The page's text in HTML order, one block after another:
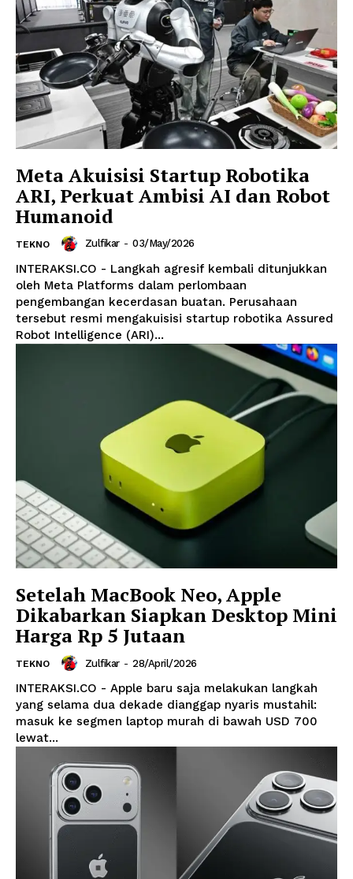
Meta Akuisisi Startup Robotika
ARI, Perkuat Ambisi AI dan Robot
Humanoid
TEKNO Zulfikar - 03/May/2026
INTERAKSI.CO - Langkah agresif kembali ditunjukkan
oleh Meta Platforms dalam perlombaan
pengembangan kecerdasan buatan. Perusahaan
tersebut resmi mengakuisisi startup robotika Assured
Robot Intelligence (ARI)...
Setelah MacBook Neo, Apple
Dikabarkan Siapkan Desktop Mini
Harga Rp 5 Jutaan
TEKNO Zulfikar - 28/April/2026
INTERAKSI.CO - Apple baru saja melakukan langkah
yang selama dua dekade dianggap nyaris mustahil:
masuk ke segmen laptop murah di bawah USD 700
lewat...